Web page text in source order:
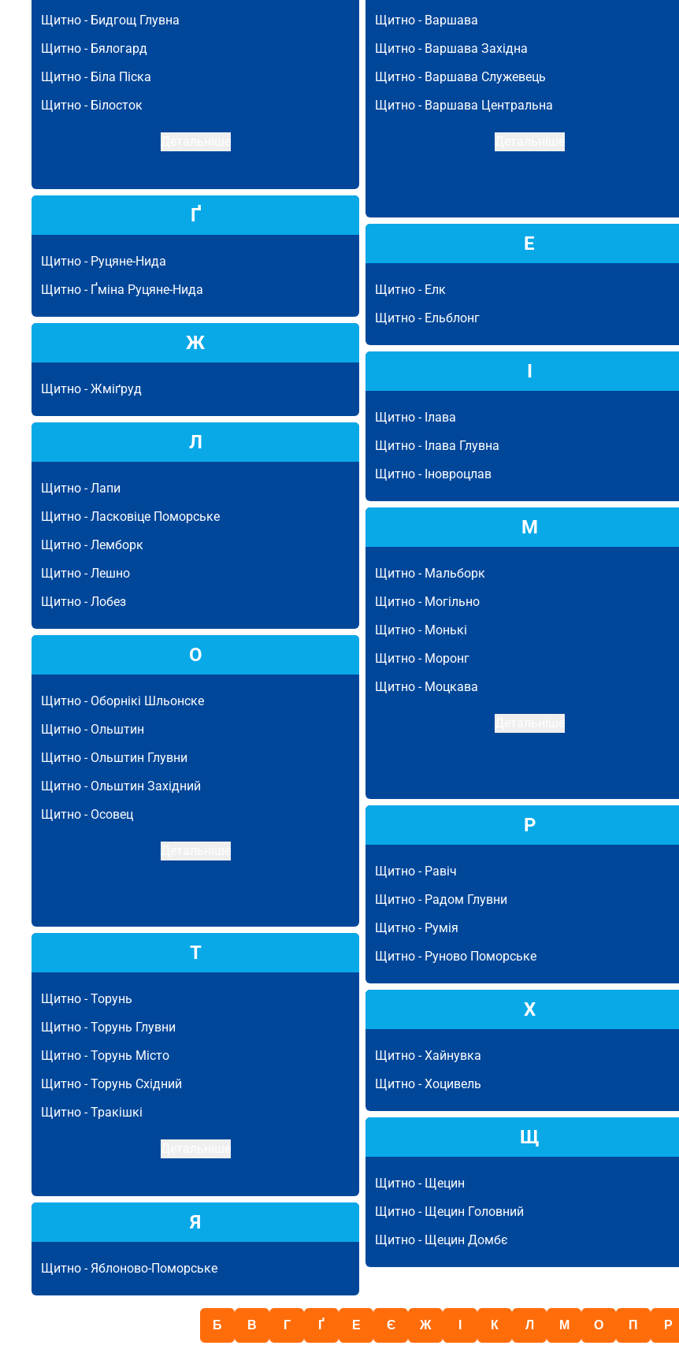
Щитно - Бидгощ Глувна
Щитно - Бялогард
Щитно - Біла Піска
Щитно - Білосток
Щитно - Варшава
Щитно - Варшава Західна
Щитно - Варшава Служевець
Щитно - Варшава Центральна
Ґ
Щитно - Руцяне-Нида
Щитно - Ґміна Руцяне-Нида
Е
Щитно - Елк
Щитно - Ельблонг
Ж
Щитно -Жміґруд
І
Щитно - Ілава
Щитно - Ілава Глувна
Щитно - Іновроцлав
Л
Щитно -Лапи
Щитно -Ласковіце Поморське
Щитно -Лемборк
Щитно -Лешно
Щитно -Лобез
М
Щитно - Мальборк
Щитно - Могільно
Щитно - Монькі
Щитно - Моронг
Щитно - Моцкава
О
Щитно - Оборнікі Шльонске
Щитно - Ольштин
Щитно - Ольштин Глувни
Щитно - Ольштин Західний
Щитно - Осовец Р
Щитно - Равіч
Щитно - Радом Глувни
Щитно - Румія
Щитно - Руново Поморське
Т
Щитно -Торунь
Щитно -Торунь Глувни
Щитно -Торунь Місто
Щитно -Торунь Східний
Щитно -Тракішкі
Х
Щитно -Хайнувка
Щитно -Хоцивель
Щ
Щитно - Щецин
Щитно - Щецин Головний
Щитно - Щецин Домбє
Я
Щитно - Яблоново-Поморське
Б В Г Ґ Е Є Ж К Л М О П Р